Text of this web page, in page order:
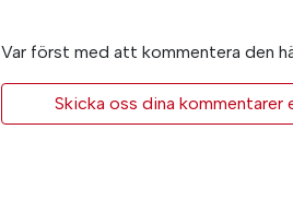
Var först med att kommentera den
Skicka oss dina kommentarer